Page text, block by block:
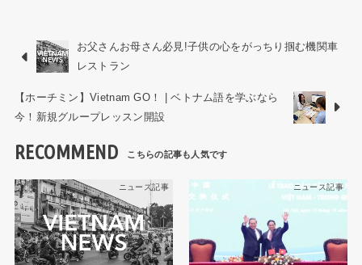
お父さんお母さん必見!子供の心をがっちり掴む機関車
レストラン
【ホーチミン】Vietnam GO！ | ベトナム語を学ぶなら
今！新規グループレッスン開設
RECOMMEND
ニュース記事 ニュース記事